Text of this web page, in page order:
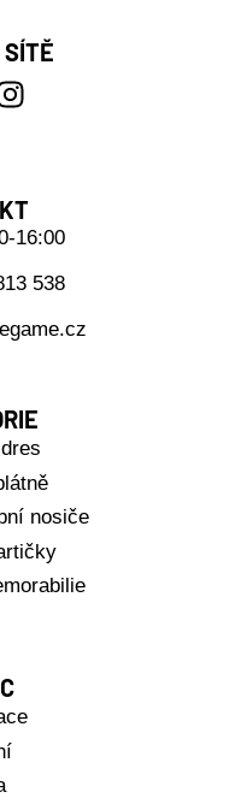
16:00
538
nosiče